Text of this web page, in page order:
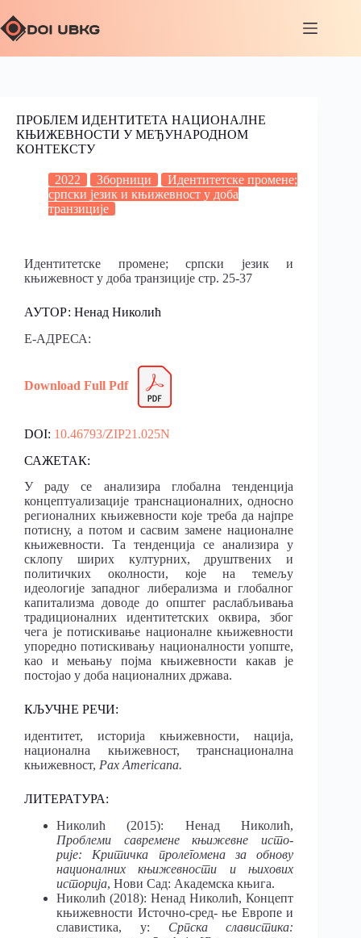
ПРОБЛЕМ ИДЕНТИТЕТА НАЦИОНАЛНЕ
КЊИЖЕВНОСТИ У МЕЂУНАРОДНОМ
КОНТЕКСТУ
2022 Зборници
Идентитетске промене;
српски језик и књижевност у доба
транзиције
Идентитетске промене; српски језик и
књижевност у доба транзиције стр. 25-37
АУТОР: Ненад Николић
Е-АДРЕСА:
Download Full Pdf
DOI: 10.46793/ZIP21.025N
САЖЕТАК:
У раду се анализира глобална тенденција
концептуализације транснационалних, односно
регионалних књижевности које треба да најпре
потисну, а потом и сасвим замене националне
књижевности. Та тенденција се анализира у
склопу ширих културних, друштвених и
политичких околности, које на темељу
идеологије западног либерализма и глобалног
капитализма доводе до општег раслабљивања
традиционалних идентитетских оквира, због
чега је потискивање националне књижевности
упоредно потискивању националности уопште,
као и мењању појма књижевности какав је
постојао у доба националних држава.
КЉУЧНЕ РЕЧИ:
идентитет, историја књижевности, нација,
национална књижевност, транснационална
књижевност, Pax Americana.
ЛИТЕРАТУРА:
Николић (2015): Ненад Николић,
Проблеми савремене књижевне исто-
рије: Критичка пролегомена за обнову
националних књижевности и њихових
историја, Нови Сад: Академска књига.
Николић (2018): Ненад Николић, Концепт
књижевности Источно-сред- ње Европе и
славистика, у: Српска славистика: